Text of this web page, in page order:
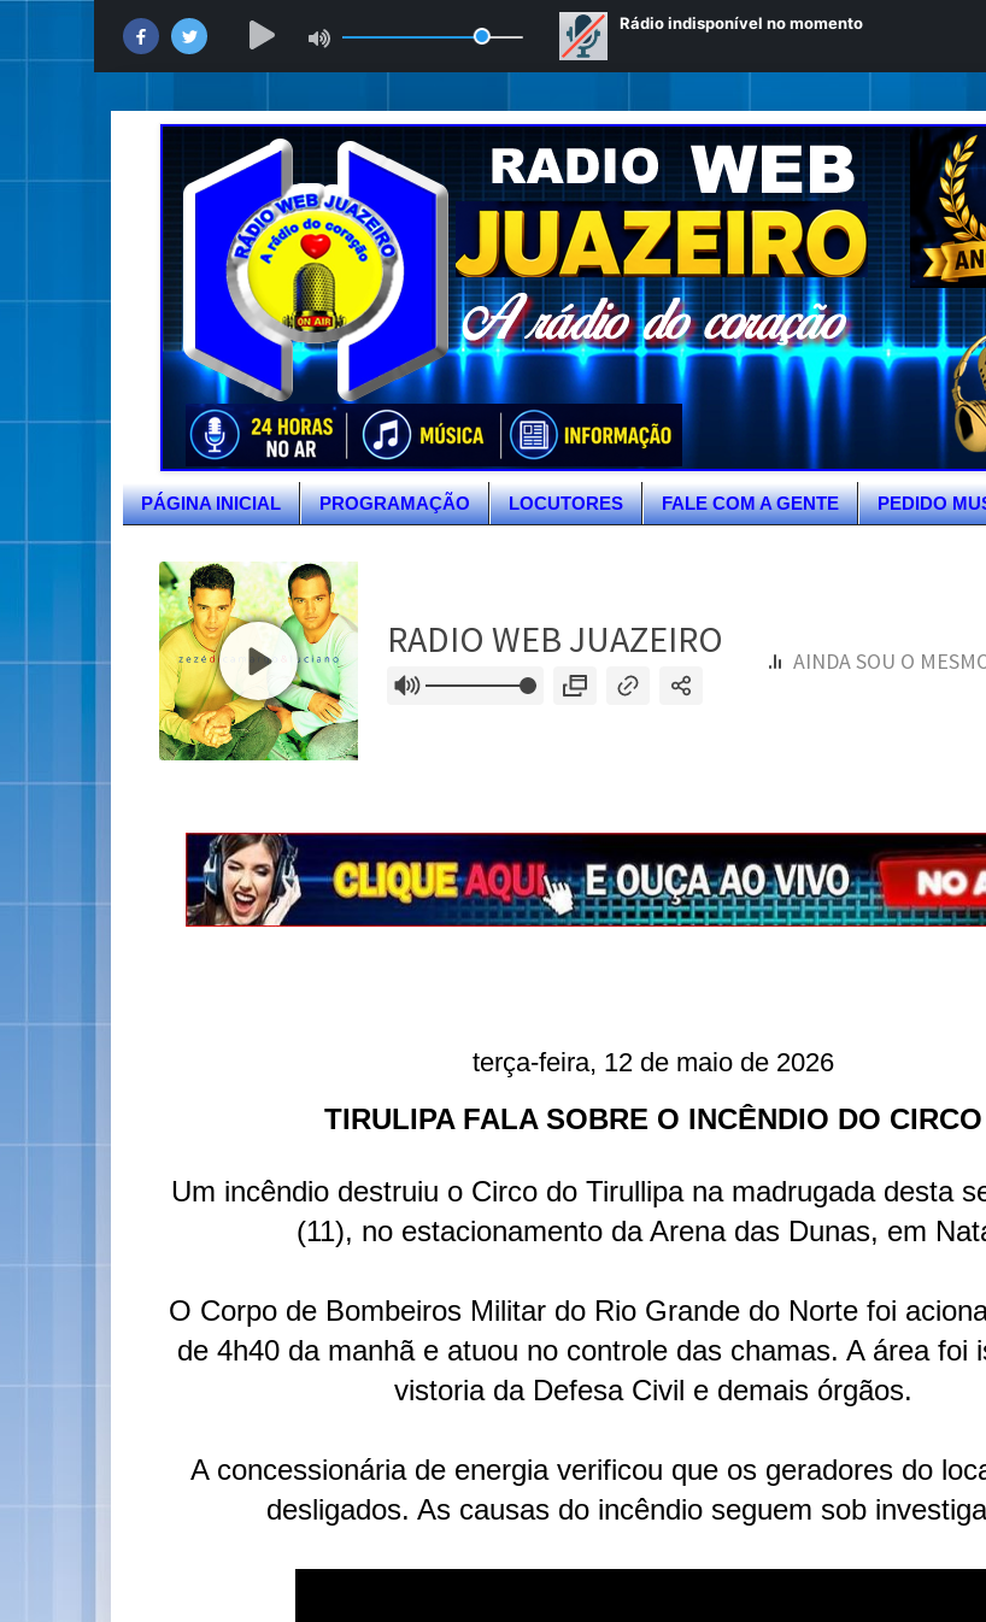
PÁGINA INICIAL PROGRAMAÇÃO LOCUTORES FALE COM A GENTE PEDIDO
terça-feira, 12 de maio de 2026
TIRULIPA FALA SOBRE O INCÊNDIO DO CIRCO
Um incêndio destruiu o Circo do Tirullipa na madrugada desta
(11), no estacionamento da Arena das Dunas, em
O Corpo de Bombeiros Militar do Rio Grande do Norte foi
de 4h40 da manhã e atuou no controle das chamas. A área foi
vistoria da Defesa Civil e demais órgãos.
A concessionária de energia verificou que os geradores do
desligados. As causas do incêndio seguem sob